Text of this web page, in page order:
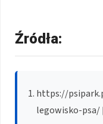
Źródła:
https://
legowisko-psa/